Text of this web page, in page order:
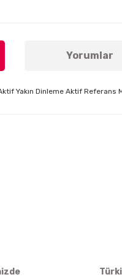
Yorumlar
Yakın Dinleme Aktif Referans
olmalı.